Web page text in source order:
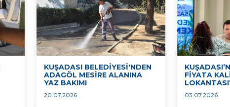
KUŞADASI BELEDİYESİ'NDEN
ADAGÖL MESİRE ALANINA
YAZ BAKIMI
20.07.2026
FİYATA
03.07.2026